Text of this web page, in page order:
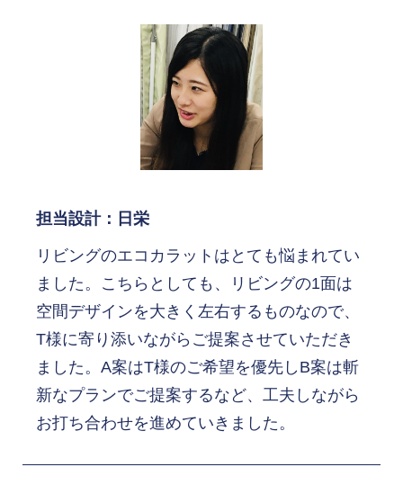
担当設計：日栄
リビングのエコカラットはとても悩まれてい
ました。こちらとしても、リビングの1面は
空間デザインを大きく左右するものなので、
T様に寄り添いながらご提案させていただき
ました。A案はT様のご希望を優先しB案は斬
新なプランでご提案するなど、工夫しながら
お打ち合わせを進めていきました。